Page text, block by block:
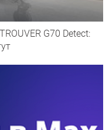
G70 Detect: